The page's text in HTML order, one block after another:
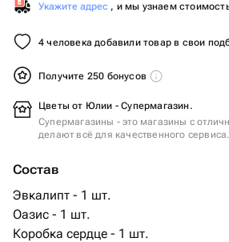
Укажите адрес , и мы узнаем
4 человека добавили товар в свои
Получите 250 бонусов
Цветы от Юлии - Супермагазин.
Супермагазины - это магазины с
делают всё для качественного сервиса.
Состав
Эвкалипт - 1 шт.
Оазис - 1 шт.
Коробка сердце - 1 шт.